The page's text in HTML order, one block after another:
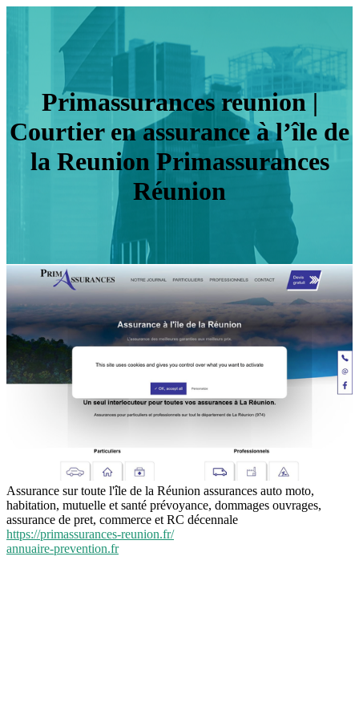
Primas­su­ran­ces reunion |
Courtier en assurance à l’île de
la Reunion Primas­su­ran­ces
Réunion
Assurance sur toute l'île de la Réunion assurances auto moto,
habitation, mutuelle et santé prévoyance, dommages ouvrages,
assurance de pret, commerce et RC décennale
https://primassurances-reunion.fr/
annuaire-prevention.fr